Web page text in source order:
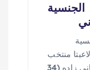
الجنسية
منتخب
إيران لكرة القدم للسيدات، عطفه رمضاني زاده (34